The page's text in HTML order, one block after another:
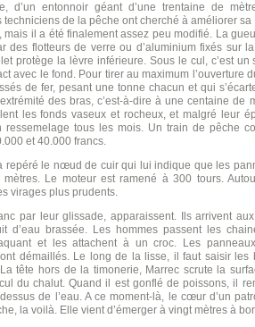
d’un entonnoir géant d’une trentaine de
techniciens de la pêche ont cherché à améliorer sa
mais il a été finalement assez peu modifié. La
des flotteurs de verre ou d’aluminium fixés sur
protège la lèvre inférieure. Sous le cul, c’est un
avec le fond. Pour tirer au maximum l’ouverture
de fer, pesant une tonne chacun et qui
des bras, c’est-à-dire à une centaine de
les fonds vaseux et rocheux, et malgré leur
ressemelage tous les mois. Un train de pêche
et 40.000 francs.
repéré le nœud de cuir qui lui indique que les
Le moteur est ramené à 300 tours.
virages plus prudents.
par leur glissade, apparaissent. Ils arrivent
d’eau brassée. Les hommes passent les
et les attachent à un croc. Les
démaillés. Le long de la lisse, il faut saisir les
tête hors de la timonerie, Marrec scrute la
du chalut. Quand il est gonflé de poissons, il
de l’eau. A ce moment-là, le cœur d’un
la voilà. Elle vient d’émerger à vingt mètres à